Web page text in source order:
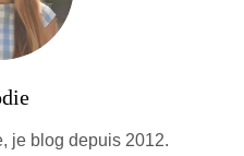
je blog depuis 2012.